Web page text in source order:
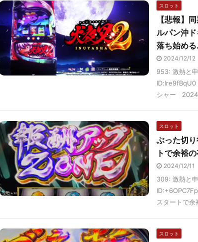
スロット
【悲報】
ルパン沖
落ち始め
2024/12/12
953: 激熱と
シャー 2024
スロット
ぶった切
トで余裕
2024/12/11
309: 激熱と
スタートで
スロット